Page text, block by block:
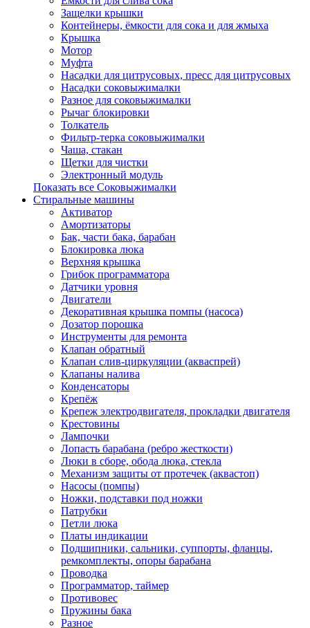
Защелки крышки
Контейнеры, ёмкости для сока и для жмыха
Крышка
Мотор
Муфта
Насадки для цитрусовых, пресс для цитрусовых
Насадки соковыжималки
Разное для соковыжималки
Рычаг блокировки
Толкатель
Фильтр-терка соковыжималки
Чаша, стакан
Щетки для чистки
Электронный модуль
Показать все Соковыжималки
Стиральные машины
Активатор
Амортизаторы
Бак, части бака, барабан
Блокировка люка
Верхняя крышка
Грибок программатора
Датчики уровня
Двигатели
Декоративная крышка помпы (насоса)
Дозатор порошка
Инструменты для ремонта
Клапан обратный
Клапан слив-циркуляции (акваспрей)
Клапаны налива
Конденсаторы
Крепёж
Крепеж электродвигателя, прокладки двигателя
Крестовины
Лампочки
Лопасть барабана (ребро жесткости)
Люки в сборе, обода люка, стекла
Механизм защиты от протечек (аквастоп)
Насосы (помпы)
Ножки, подставки под ножки
Патрубки
Петли люка
Платы индикации
Подшипники, сальники, суппорты, фланцы,
ремкомплекты, опоры барабана
Проводка
Программатор, таймер
Противовес
Пружины бака
Разное